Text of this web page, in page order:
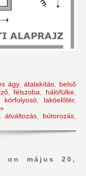
ágy, átalakítás, belső
,félszoba, hálófülke,
körfolyosó, lakóelőtér,
, átváltozás, bútorozás,
on május 20,